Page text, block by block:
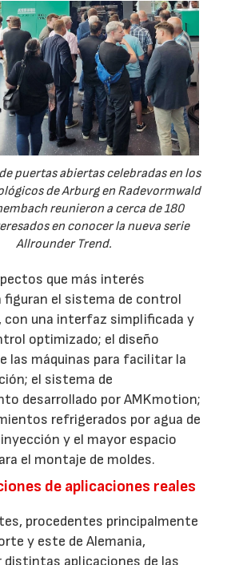
puertas abiertas celebradas en los
de Arburg en Radevormwald
reunieron a cerca de 180
en conocer la nueva serie
Allrounder Trend.
que más interés
figuran el sistema de control
con una interfaz simplificada y
optimizado; el diseño
las máquinas para facilitar la
el sistema de
desarrollado por AMKmotion;
refrigerados por agua de
y el mayor espacio
el montaje de moldes.
de aplicaciones reales
procedentes principalmente
y este de Alemania,
distintas aplicaciones de las